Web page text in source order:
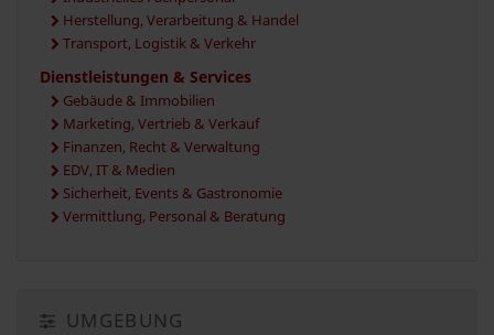
Herstellung, Verarbeitung & Handel
Transport, Logistik & Verkehr
Dienstleistungen & Services
Gebäude & Immobilien
Marketing, Vertrieb & Verkauf
Finanzen, Recht & Verwaltung
EDV, IT & Medien
Sicherheit, Events & Gastronomie
Vermittlung, Personal & Beratung
UMGEBUNG